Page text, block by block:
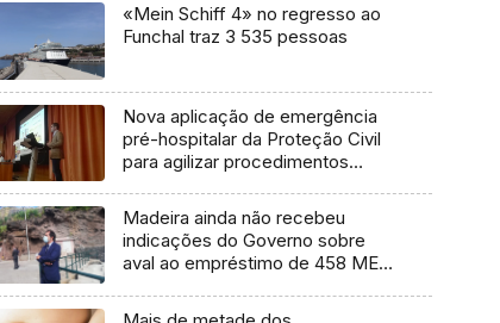
«Mein Schiff 4» no regresso ao
Funchal traz 3 535 pessoas
Nova aplicação de emergência
pré-hospitalar da Proteção Civil
para agilizar procedimentos
Madeira ainda não recebeu
indicações do Governo sobre
aval ao empréstimo de 458 ME